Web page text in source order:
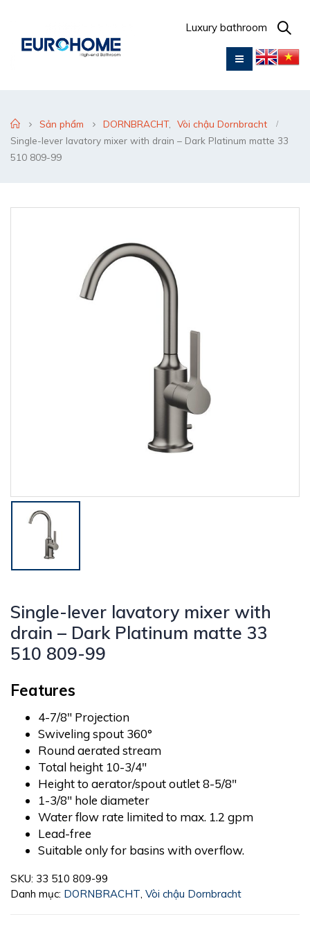
Luxury bathroom
Sản phẩm DORNBRACHT,
Vòi chậu Dornbracht
Single-lever lavatory mixer with drain – Dark Platinum matte 33
510 809-99
Single-lever lavatory mixer with
drain – Dark Platinum matte 33
510 809-99
Features
4-7/8″ Projection
Swiveling spout 360°
Round aerated stream
Total height 10-3/4″
Height to aerator/spout outlet 8-5/8″
1-3/8″ hole diameter
Water flow rate limited to max. 1.2 gpm
Lead-free
Suitable only for basins with overflow.
SKU: 33 510 809-99
Danh mục: DORNBRACHT Vòi chậu Dornbracht